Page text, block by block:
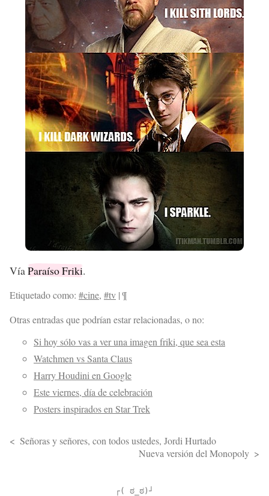
VíaParaíso Friki.
Etiquetado como: #cine, #tv |¶
Otras entradas que podrían estar relacionadas, o no:
Si hoy sólo vas a ver una imagen friki, que sea esta
Watchmen vs Santa Claus
Harry Houdini en Google
Este viernes, día de celebración
Posters inspirados en Star Trek
Señoras y señores, con todos ustedes, Jordi Hurtado
Nueva versión del Monopoly
┌( ಠ_ಠ)┘